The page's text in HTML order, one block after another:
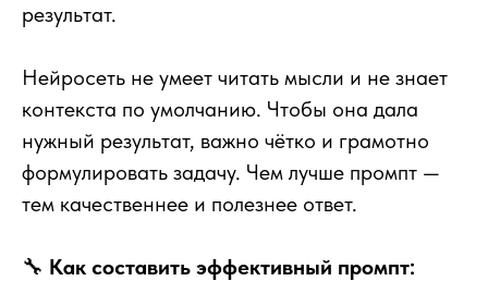
результат.
Нейросеть не умеет читать мысли и не знает
контекста по умолчанию. Чтобы она дала
нужный результат, важно чётко и грамотно
формулировать задачу. Чем лучше промпт —
тем качественнее и полезнее ответ.
🔧 Как составить эффективный промпт: